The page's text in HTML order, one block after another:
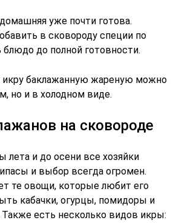
уже почти готова.
в сковороду специи по
до полной готовности.
икру баклажанную жареную можно
но и в холодном виде.
на сковороде
лета и до осени все хозяйки
и выбор всегда огромен.
те овощи, которые любит его
кабачки, огурцы, помидоры и
есть несколько видов икры: